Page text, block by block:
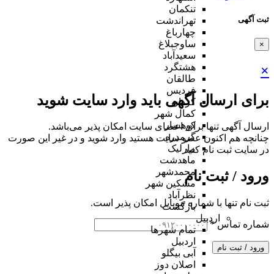
ثبت آگهی
×
×
برای ارسال آگهی باید وارد سایت شوید
ارسال آگهی تنها برای اعضای سایت امکان پذیر می‌باشد.
چنانچه هم‌ اکنون عضو سایت هستید وارد شوید و در غیر این صورت
در سایت ثبت نام کنید
ورود / ثبت نام
ثبت نام تنها با شماره موبایل امکان پذیر است.
شماره تماس*
ورود / ثبت نام
تنکمان
تهراندشت
چهارباغ
ساوجبلاغ
سعیدآباد
هشتگرد
طالقان
فردیس
کردان
کمال شهر
کوهسار
گرمدره
مارلیک
ماهدشت
محمدشهر
مشکین شهر
نظرآباد
بازگشت
اردبیل
تمام شهر‌ها
اردبیل
آبی بیگلو
اصلان دوز